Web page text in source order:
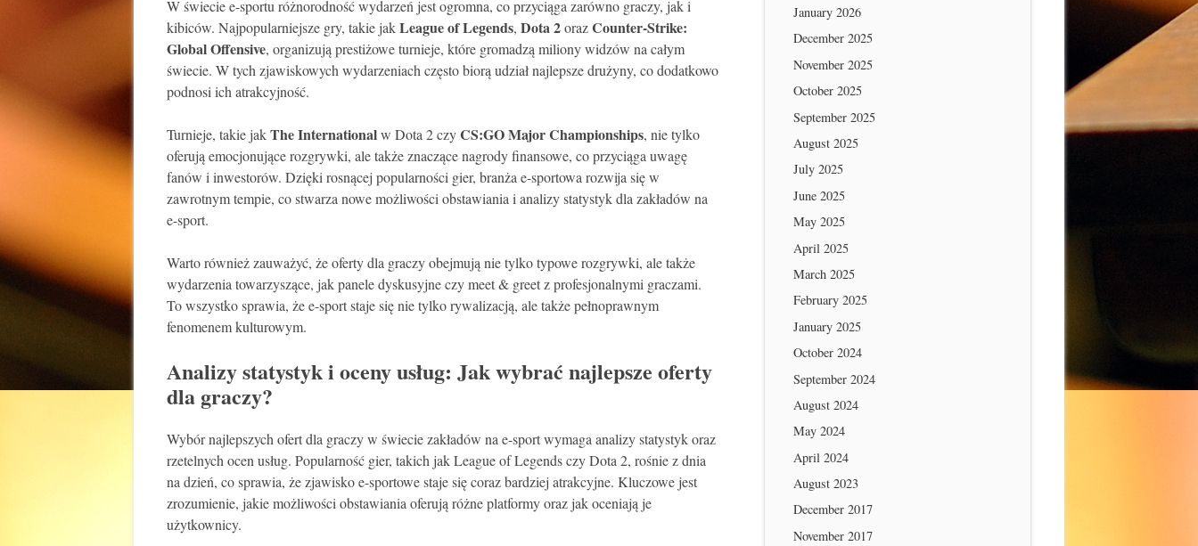
W świecie e-sportu różnorodność wydarzeń jest ogromna, co przyciąga zarówno graczy, jak i
kibiców. Najpopularniejsze gry, takie jakLeague of Legends, Dota 2orazCounter-Strike:
Global Offensive, organizują prestiżowe turnieje, które gromadzą miliony widzów na całym
świecie. W tych zjawiskowych wydarzeniach często biorą udział najlepsze drużyny, co dodatkowo
podnosi ich atrakcyjność.
Turnieje, takie jakThe Internationalw Dota 2 czyCS:GO Major Championships, nie tylko
oferują emocjonujące rozgrywki, ale także znaczące nagrody finansowe, co przyciąga uwagę
fanów i inwestorów. Dzięki rosnącej popularności gier, branża e-sportowa rozwija się w
zawrotnym tempie, co stwarza nowe możliwości obstawiania i analizy statystyk dla zakładów na
e-sport.
Warto również zauważyć, że oferty dla graczy obejmują nie tylko typowe rozgrywki, ale także
wydarzenia towarzyszące, jak panele dyskusyjne czy meet & greet z profesjonalnymi graczami.
To wszystko sprawia, że e-sport staje się nie tylko rywalizacją, ale także pełnoprawnym
fenomenem kulturowym.
Analizy statystyk i oceny usług: Jak wybrać najlepsze oferty
dla graczy?
Wybór najlepszych ofert dla graczy w świecie zakładów na e-sport wymaga analizy statystyk oraz
rzetelnych ocen usług. Popularność gier, takich jak League of Legends czy Dota 2, rośnie z dnia
na dzień, co sprawia, że zjawisko e-sportowe staje się coraz bardziej atrakcyjne. Kluczowe jest
zrozumienie, jakie możliwości obstawiania oferują różne platformy oraz jak oceniają je
użytkownicy.
January 2026
December 2025
November 2025
October 2025
September 2025
August 2025
July 2025
June 2025
May 2025
April 2025
March 2025
February 2025
January 2025
October 2024
September 2024
August 2024
May 2024
April 2024
August 2023
December 2017
November 2017